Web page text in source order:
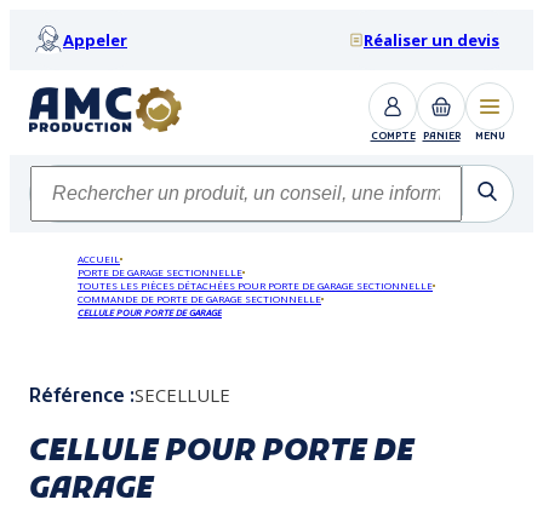
Appeler Réaliser un devis
COMPTE PANIER MENU
ACCUEIL
PORTE DE GARAGE SECTIONNELLE
TOUTES LES PIÈCES DÉTACHÉES POUR PORTE DE GARAGE SECTIONNELLE
COMMANDE DE PORTE DE GARAGE SECTIONNELLE
CELLULE POUR PORTE DE GARAGE
Référence :SECELLULE
CELLULE POUR PORTE DE
GARAGE